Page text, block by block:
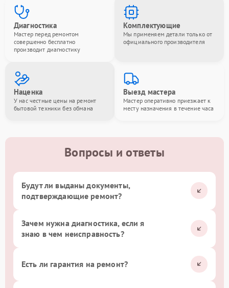
Диагностика
Мастер перед ремонтом
совершенно бесплатно
производит диагностику
Комплектующие
Мы применяем детали только от
официального производителя
Наценка
У нас честные цены на ремонт
бытовой техники без обмана
Выезд мастера
Мастер оперативно приезжает к
месту назначения в течение часа
Вопросы и ответы
Будут ли выданы документы,
подтверждающие ремонт?
Зачем нужна диагностика, если я
знаю в чем неисправность?
Есть ли гарантия на ремонт?